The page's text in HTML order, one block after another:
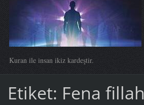
Kuran ile insan ikiz kardeştir.
Etiket: Fena fillah